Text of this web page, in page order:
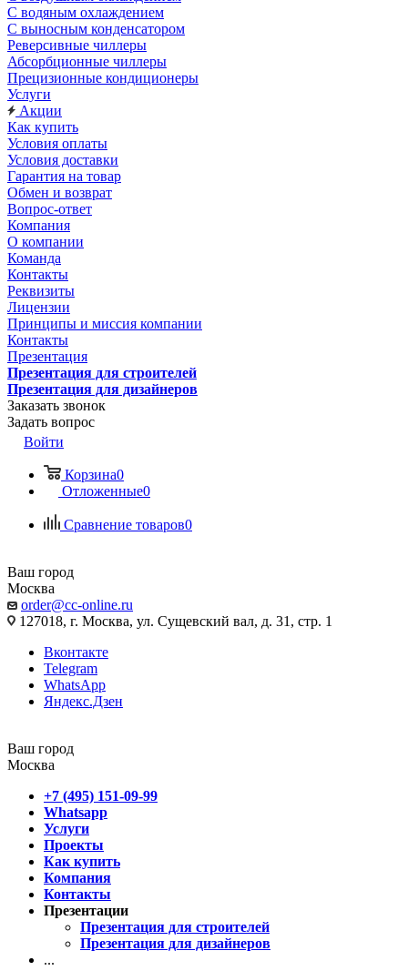
С водяным охлаждением
С выносным конденсатором
Реверсивные чиллеры
Абсорбционные чиллеры
Прецизионные кондиционеры
Услуги
Акции
Как купить
Условия оплаты
Условия доставки
Гарантия на товар
Обмен и возврат
Вопрос-ответ
Компания
О компании
Команда
Контакты
Реквизиты
Лицензии
Принципы и миссия компании
Контакты
Презентация
Презентация для строителей
Презентация для дизайнеров
Заказать звонок
Задать вопрос
Войти
Корзина0
Отложенные0
Сравнение товаров0
Ваш город
Москва
order@cc-online.ru
127018, г. Москва, ул. Сущевский вал, д. 31, стр. 1
Вконтакте
Telegram
WhatsApp
Яндекс.Дзен
Ваш город
Москва
+7 (495) 151-09-99
Whatsapp
Услуги
Проекты
Как купить
Компания
Контакты
Презентации
Презентация для строителей
Презентация для дизайнеров
...